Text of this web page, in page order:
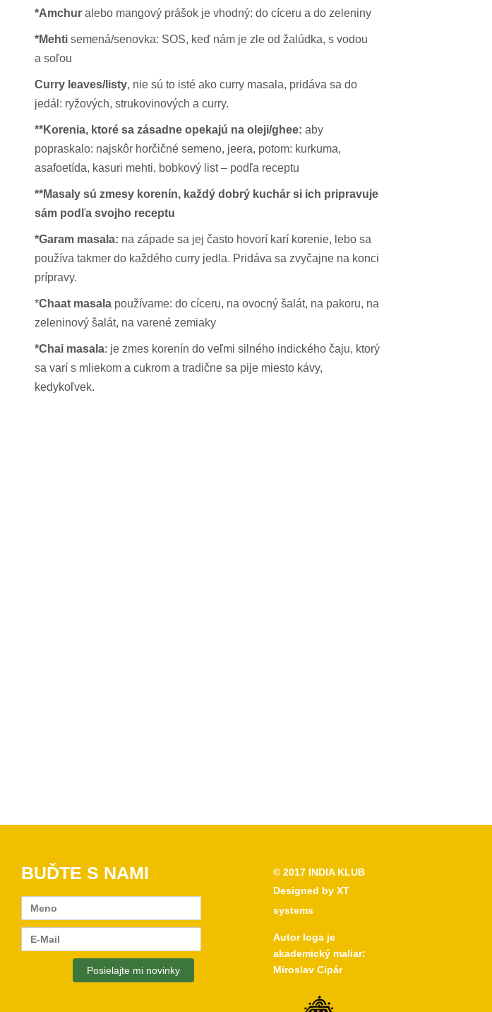
*Amchur alebo mangový prášok je vhodný: do cíceru a do zeleniny
*Mehti semená/senovka: SOS, keď nám je zle od žalúdka, s vodou
a soľou
Curry leaves/listy, nie sú to isté ako curry masala, pridáva sa do
jedál: ryžových, strukovinových a curry.
**Korenia, ktoré sa zásadne opekajú na oleji/ghee: aby
popraskalo: najskôr horčičné semeno, jeera, potom: kurkuma,
asafoetída, kasuri mehti, bobkový list – podľa receptu
**Masaly sú zmesy korenín, každý dobrý kuchár si ich pripravuje
sám podľa svojho receptu
*Garam masala: na západe sa jej často hovorí karí korenie, lebo sa
používa takmer do každého curry jedla. Pridáva sa zvyčajne na konci
prípravy.
*Chaat masala používame: do cíceru, na ovocný šalát, na pakoru, na
zeleninový šalát, na varené zemiaky
*Chai masala: je zmes korenín do veľmi silného indického čaju, ktorý
sa varí s mliekom a cukrom a tradične sa pije miesto kávy,
kedykoľvek.
BUĎTE S NAMI © 2017 INDIA KLUB
Designed by XT
systems
Autor loga je
akademický maliar:
Miroslav Cipár